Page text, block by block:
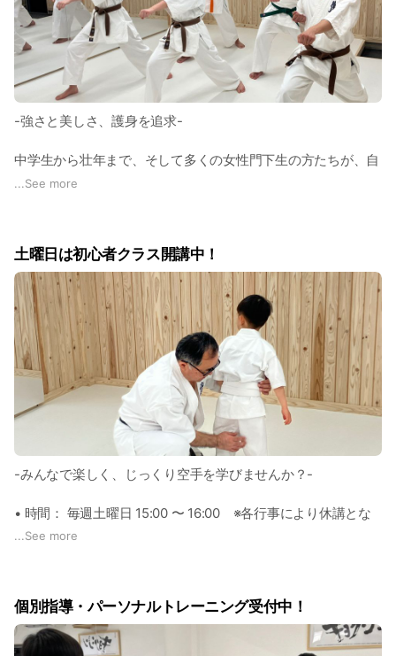
-強さと美しさ、護身を追求-
中学生から壮年まで、そして多くの女性門下生の方たちが、自
身の目的（文）を達成するために「武」を磨いています。
エット」にも非常に効果的で、しなやかな筋肉と引き締まった
ボディラインを作ります。
• 護身の技術：
力の弱い女性でも身を守れるよう、突き・蹴りでの合理的な体
の使い方を学びます。護身術を身につけることは、心の余裕と
自信を生み出します。
• 対人稽古（組手）
「なぜその動きが必要か」を理論で解明し、確かな理屈に基づ
いた駆け引きと実戦力を、大会・審査会等の目標も視野に入れ
ながら着実に身につけます。
• 体力トレーニング
理論に基づいた自重トレーニングや、道場内のウエイトトレー
✅女性の方へ：空手で手に入れる「内面からの美」
泉佐野道場には中高校生の女子学生から、社会人まで幅広い年
...See more
土曜日は初心者クラス開講中！
-みんなで楽しく、じっくり空手を学びませんか？-
• 時間： 毎週土曜日 15:00 〜 16:00 ※各行事により休講とな
ることがあります。
【クラスの特徴】
空手を始めたばかりの方や、体力をつけたい方にぴったりの
...See more
個別指導・パーソナルトレーニング受付中！